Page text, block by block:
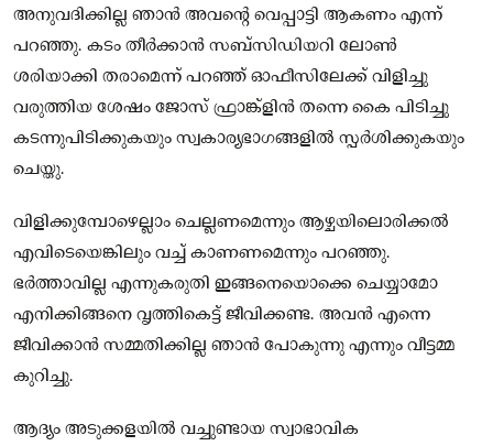
അനുവദിക്കില്ല ഞാൻ അവന്റെ വെപ്പാട്ടി ആകണം എന്ന്
പറഞ്ഞു. കടം തീർക്കാൻ സബ്സിഡിയറി ലോൺ
ശരിയാക്കി തരാമെന്ന് പറഞ്ഞ് ഓഫീസിലേക്ക് വിളിച്ചു
വരുത്തിയ ശേഷം ജോസ് ഫ്രാങ്ക്ളിൻ തന്നെ കൈ പിടിച്ചു
കടന്നുപിടിക്കുകയും സ്വകാര്യഭാഗങ്ങളിൽ സ്പർശിക്കുകയും
ചെയ്തു.
വിളിക്കുമ്പോഴെല്ലാം ചെല്ലണമെന്നും ആഴ്ചയിലൊരിക്കൽ
എവിടെയെങ്കിലും വച്ച് കാണണമെന്നും പറഞ്ഞു.
ഭർത്താവില്ല എന്നുകരുതി ഇങ്ങനെയൊക്കെ ചെയ്യാമോ
എനിക്കിങ്ങനെ വൃത്തികെട്ട് ജീവിക്കണ്ട. അവൻ എന്നെ
ജീവിക്കാൻ സമ്മതിക്കില്ല ഞാൻ പോകുന്നു എന്നും വീട്ടമ്മ
കുറിച്ചു.
ആദ്യം അടുക്കളയിൽ വച്ചുണ്ടായ സ്വാഭാവിക